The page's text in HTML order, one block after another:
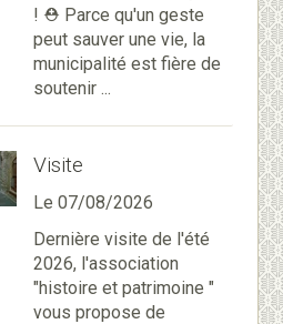
! ⛑️ Parce qu'un geste
peut sauver une vie, la
municipalité est fière de
soutenir ...
Visite
Le 07/08/2026
Dernière visite de l'été
2026, l'association
"histoire et patrimoine "
vous propose de